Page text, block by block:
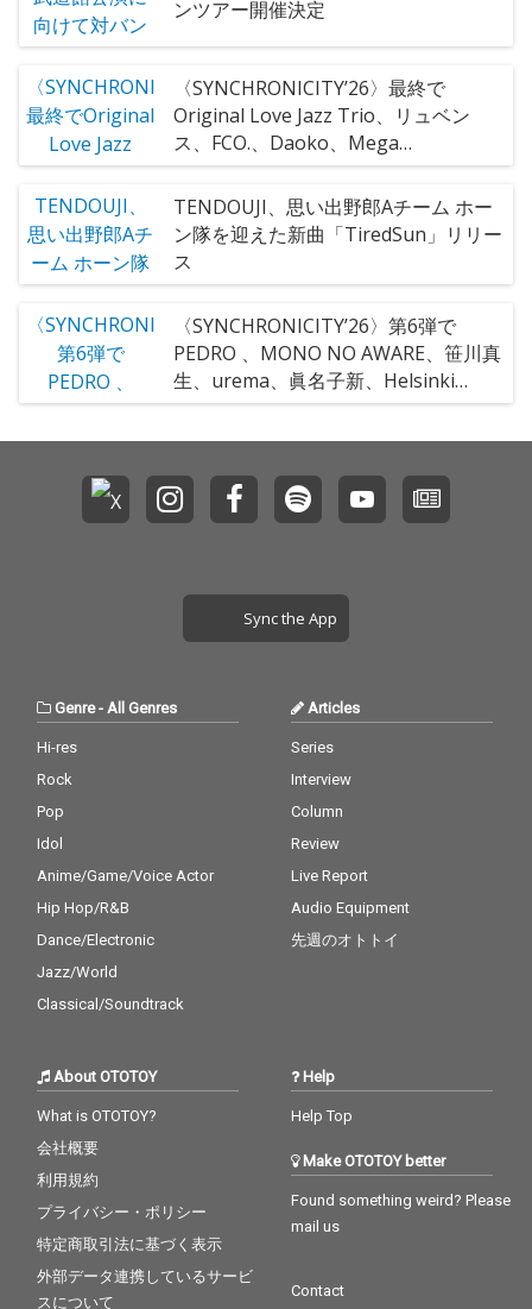
ンツアー開催決定
〈SYNCHRONICITY’26〉最終で
Original Love Jazz Trio、リュベン
ス、FCO.、Daoko、Mega
Shinnosukeら決定 過去最多140組が
出演
TENDOUJI、思い出野郎Aチーム ホー
ン隊を迎えた新曲「TiredSun」リリー
ス
〈SYNCHRONICITY’26〉第6弾で
PEDRO 、MONO NO AWARE、笹川真
生、urema、眞名子新、Helsinki
Lambda Clubら14組
Sync the App
Genre-All Genres
Hi-res
Rock
Pop
Idol
Anime/Game/Voice Actor
Hip Hop/R&B
Dance/Electronic
Jazz/World
Classical/Soundtrack
Articles
Series
Interview
Column
Review
Live Report
Audio Equipment
先週のオトトイ
About OTOTOY
What is OTOTOY?
会社概要
利用規約
プライバシー・ポリシー
特定商取引法に基づく表示
外部データ連携しているサービ
スについて
Help
Help Top
Make OTOTOY better
Found something weird? Please
mail us
Contact